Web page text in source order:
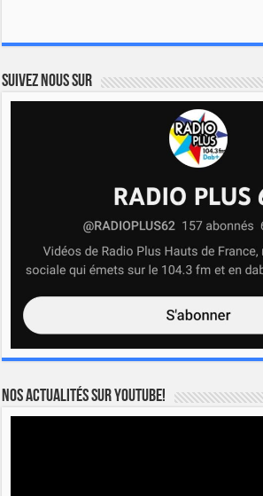
Suivez nous sur
Nos actualités sur YOUTUBE!